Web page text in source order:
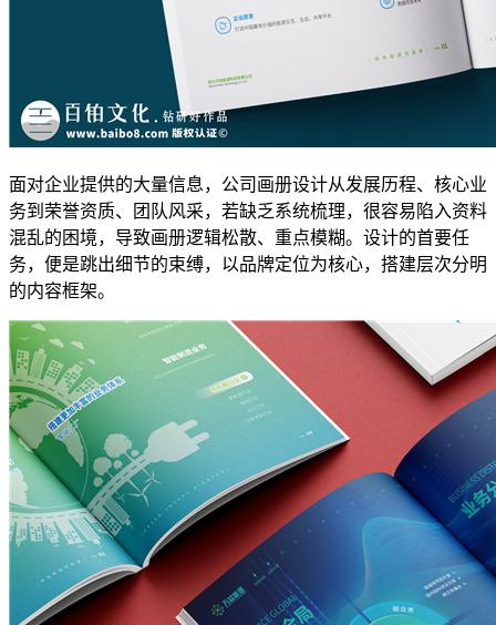
面对企业提供的大量信息，公司画册设计从发展历程、核心业
务到荣誉资质、团队风采，若缺乏系统梳理，很容易陷入资料
混乱的困境，导致画册逻辑松散、重点模糊。设计的首要任
务，便是跳出细节的束缚，以品牌定位为核心，搭建层次分明
的内容框架。